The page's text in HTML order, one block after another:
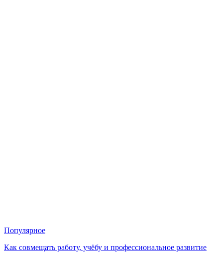
Популярное
Как совмещать работу, учёбу и профессиональное развитие